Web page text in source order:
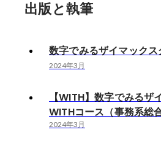
出版と執筆
数字でみるザイマック
2024年3月
【WITH】数字でみるザ
WITHコース（事務系総
2024年3月